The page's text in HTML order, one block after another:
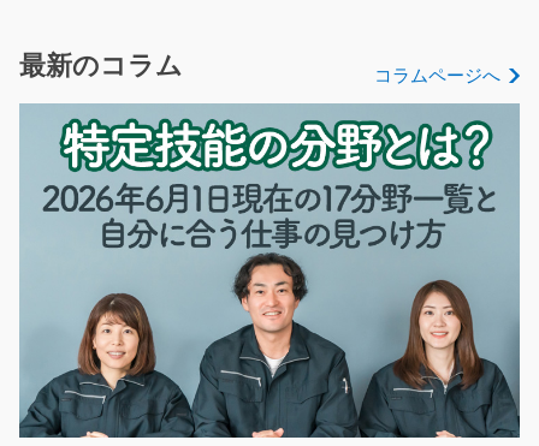
週4日～勤務可能(*^^)v未経験の方も大歓迎！定温倉庫内
長期（3ヶ月以上）
時給1050円
佐賀県三養基郡基山町
気になる
ゴム製品の糊付け(シンプル作業)/y03_00059
いくつかに分かれている組立工程の1つを担当して頂きま
す！作業はとてもシ…
長期（3ヶ月以上）
最新のコラム コラムページへ